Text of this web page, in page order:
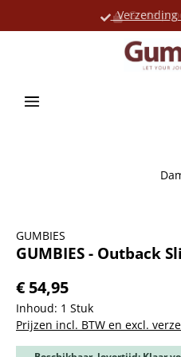
Verzending
Grote
GUMBIES
GUMBIES - Outback
€ 54,95
Inhoud: 1 Stuk
Prijzen incl. BTW en excl.